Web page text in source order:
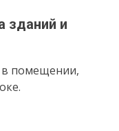
зданий и
помещении,